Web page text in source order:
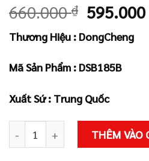
660.000₫ Giá
gốc
là:
660.000
595.000
Thương Hiệu : DongCheng
Mã Sản Phẩm : DSB185B
Xuất Sứ : Trung Quốc
Máy chà nhám rung chữ nhật
THÊM VÀO